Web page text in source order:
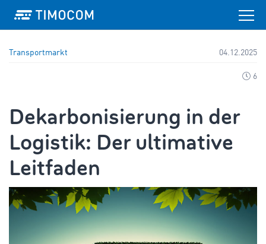
Transportmarkt 04.12.2025
6
Dekarbonisierung in der
Logistik: Der ultimative
Leitfaden